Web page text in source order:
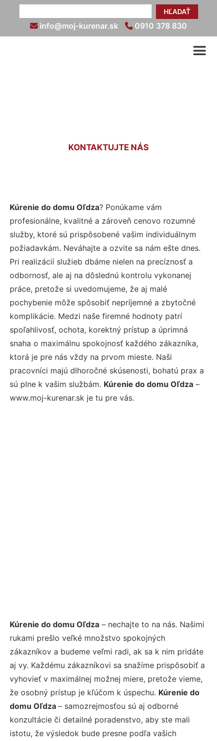
HĽADAŤ
info@moj-kurenar.sk 0910 378 830
KONTAKTUJTE NÁS
Kúrenie do domu Oľdza? Ponúkame vám
profesionálne, kvalitné a zároveň cenovo rozumné
služby, ktoré sú prispôsobené vašim individuálnym
požiadavkám. Neváhajte a ozvite sa nám ešte dnes.
Pri realizácií služieb dbáme nielen na precíznosť a
odbornosť, ale aj na dôslednú kontrolu vykonanej
práce, pretože si uvedomujeme, že aj malé
pochybenie môže spôsobiť nepríjemné a zbytočné
komplikácie. Medzi naše firemné hodnoty patrí
spoľahlivosť, ochota, korektný prístup a úprimná
snaha o maximálnu spokojnosť každého zákazníka,
ktorá je pre nás vždy na prvom mieste. Naši
pracovníci majú dlhoročné skúsenosti, bohatú prax a
sú plne k vašim službám. Kúrenie do domu Oľdza –
www.moj-kurenar.sk je tu pre vás.
Kúrenie do domu Oľdza – nechajte to na nás. Našimi
rukami prešlo veľké množstvo spokojných
zákazníkov a budeme veľmi radi, ak sa k nim pridáte
aj vy. Každému zákazníkovi sa snažíme prispôsobiť a
vyhovieť v maximálnej možnej miere, pretože vieme,
že osobný prístup je kľúčom k úspechu. Kúrenie do
domu Oľdza – samozrejmosťou sú aj odborné
konzultácie či detailné poradenstvo, aby ste mali
istotu, že výsledok bude presne podľa vašich